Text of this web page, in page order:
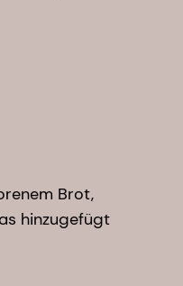
Brot,
hinzugefügt